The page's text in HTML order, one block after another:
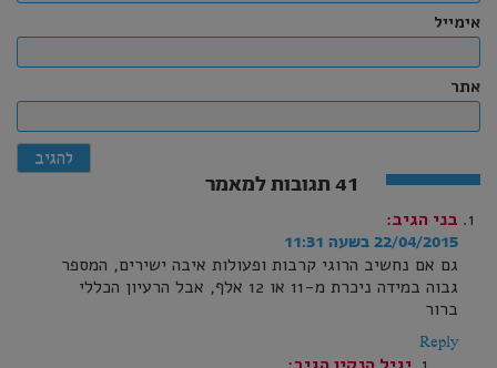
אימייל
אתר
בני הגיב:
22/04/2015 בשעה 11:31
גם אם נחשיב הרוגי קרבות ופעולות איבה ישירים, המספר
גבוה במידה ניכרת מ-11 או 12 אלף, אבל הרעיון הכללי
ברור
Reply